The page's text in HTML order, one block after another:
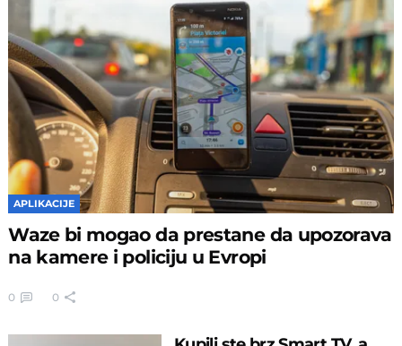
APLIKACIJE
Waze bi mogao da prestane da upozorava
na kamere i policiju u Evropi
0 0